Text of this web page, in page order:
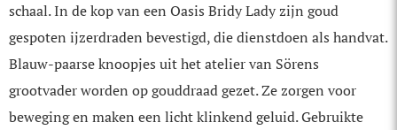
schaal. In de kop van een Oasis Bridy Lady zijn goud
gespoten ijzerdraden bevestigd, die dienstdoen als handvat.
Blauw-paarse knoopjes uit het atelier van Sörens
grootvader worden op gouddraad gezet. Ze zorgen voor
beweging en maken een licht klinkend geluid. Gebruikte